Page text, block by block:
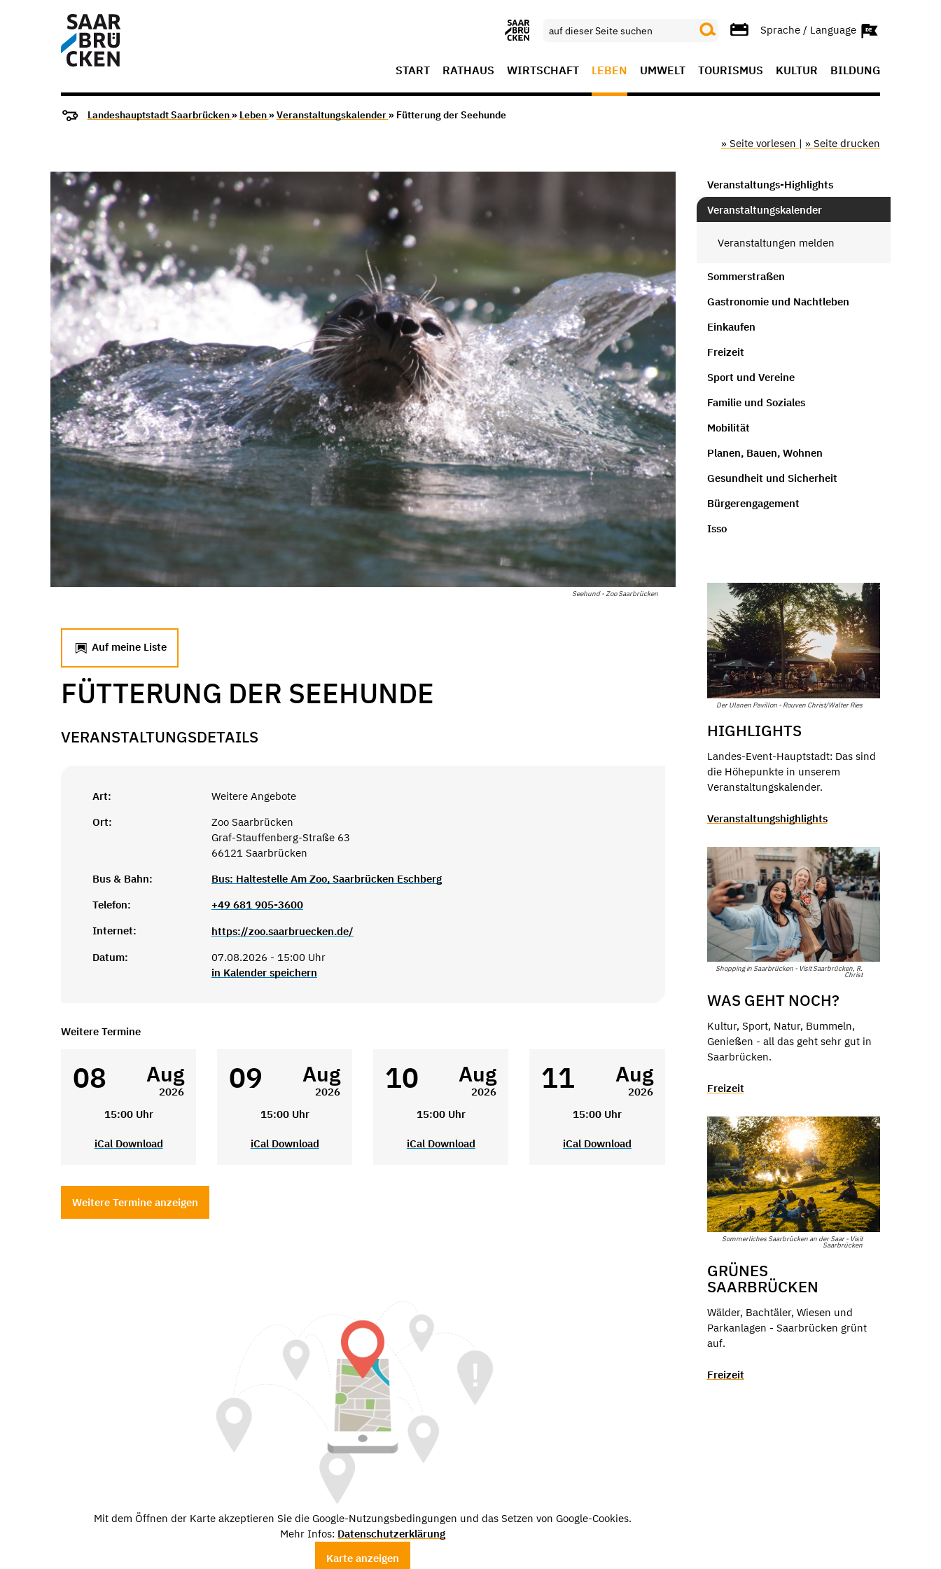
Sprache / Language
START RATHAUS WIRTSCHAFT LEBEN UMWELT TOURISMUS KULTUR BILDUNG
Landeshauptstadt Saarbrücken » Leben »Veranstaltungskalender » Fütterung der Seehunde
» Seite vorlesen | » Seite drucken
Seehund - Zoo Saarbrücken
Auf meine Liste
FÜTTERUNG DER SEEHUNDE
VERANSTALTUNGSDETAILS
Art:
Weitere Angebote
Ort:
Zoo Saarbrücken
Graf-Stauffenberg-Straße 63
66121 Saarbrücken
Bus & Bahn:
Bus: Haltestelle Am Zoo, Saarbrücken Eschberg
Telefon:
+49 681 905-3600
Internet:
https://zoo.saarbruecken.de/
Datum:
07.08.2026 - 15:00 Uhr
in Kalender speichern
Weitere Termine
08 Aug
2026
15:00 Uhr
iCal Download
09 Aug
2026
15:00 Uhr
iCal Download
10 Aug
2026
15:00 Uhr
iCal Download
11 Aug
2026
15:00 Uhr
iCal Download
Weitere Termine anzeigen
Mit dem Öffnen der Karte akzeptieren Sie die Google-Nutzungsbedingungen und das Setzen von Google-Cookies.
Mehr Infos: Datenschutzerklärung
Karte anzeigen
Veranstaltungs-Highlights
Veranstaltungskalender
Veranstaltungen melden
Sommerstraßen
Gastronomie und Nachtleben
Einkaufen
Freizeit
Sport und Vereine
Familie und Soziales
Mobilität
Planen, Bauen, Wohnen
Gesundheit und Sicherheit
Bürgerengagement
Isso
Der Ulanen Pavillon - Rouven Christ/Walter Ries
HIGHLIGHTS
Landes-Event-Hauptstadt: Das sind
die Höhepunkte in unserem
Veranstaltungskalender.
Veranstaltungshighlights
Shopping in Saarbrücken - Visit Saarbrücken, R.
Christ
WAS GEHT NOCH?
Kultur, Sport, Natur, Bummeln,
Genießen - all das geht sehr gut in
Saarbrücken.
Freizeit
Sommerliches Saarbrücken an der Saar - Visit
Saarbrücken
GRÜNES
SAARBRÜCKEN
Wälder, Bachtäler, Wiesen und
Parkanlagen - Saarbrücken grünt
auf.
Freizeit